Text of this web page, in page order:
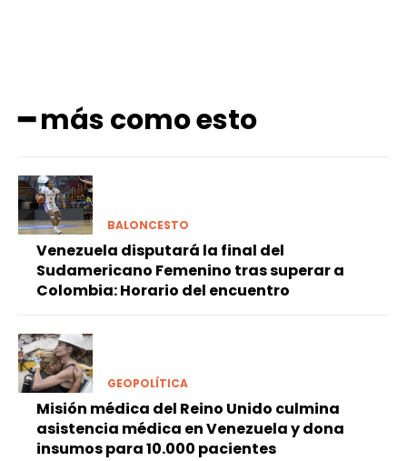
━ más como esto
BALONCESTO
Venezuela disputará la final del
Sudamericano Femenino tras superar a
Colombia: Horario del encuentro
GEOPOLÍTICA
Misión médica del Reino Unido culmina
asistencia médica en Venezuela y dona
insumos para 10.000 pacientes